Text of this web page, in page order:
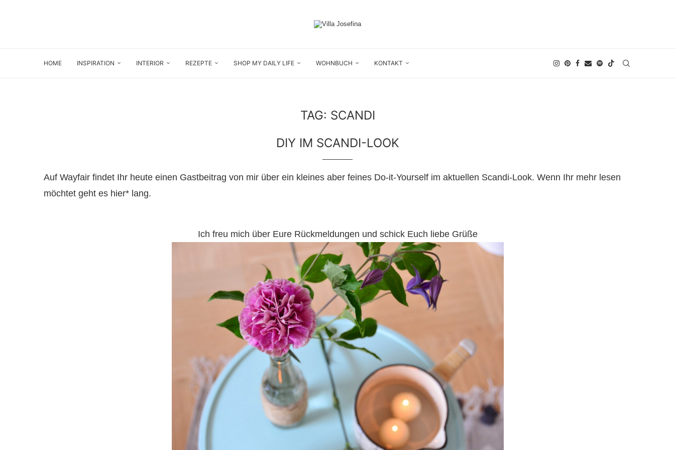
HOME INSPIRATION INTERIOR REZEPTE SHOP MY DAILY LIFE WOHNBUCH KONTAKT
TAG: SCANDI
DIY IM SCANDI-LOOK
Auf Wayfair findet Ihr heute einen Gastbeitrag von mir über ein kleines aber feines Do-it-Yourself im aktuellen Scandi-Look. Wenn Ihr mehr lesen
möchtet geht es hier* lang.
Ich freu mich über Eure Rückmeldungen und schick Euch liebe Grüße